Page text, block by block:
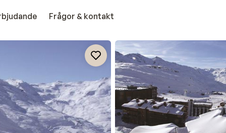
Frågor & kontakt